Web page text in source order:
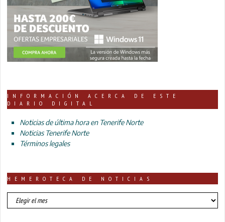
INFORMACIÓN ACERCA DE ESTE
DIARIO DIGITAL
Noticias de última hora en Tenerife Norte
Noticias Tenerife Norte
Términos legales
HEMEROTECA DE NOTICIAS
HEMEROTECA
DE